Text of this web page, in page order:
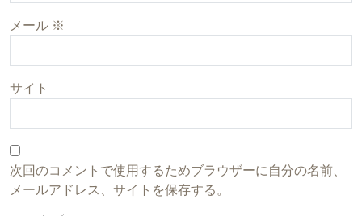
メール ※
サイト
次回のコメントで使用するためブラウザーに自分の名前、
メールアドレス、サイトを保存する。